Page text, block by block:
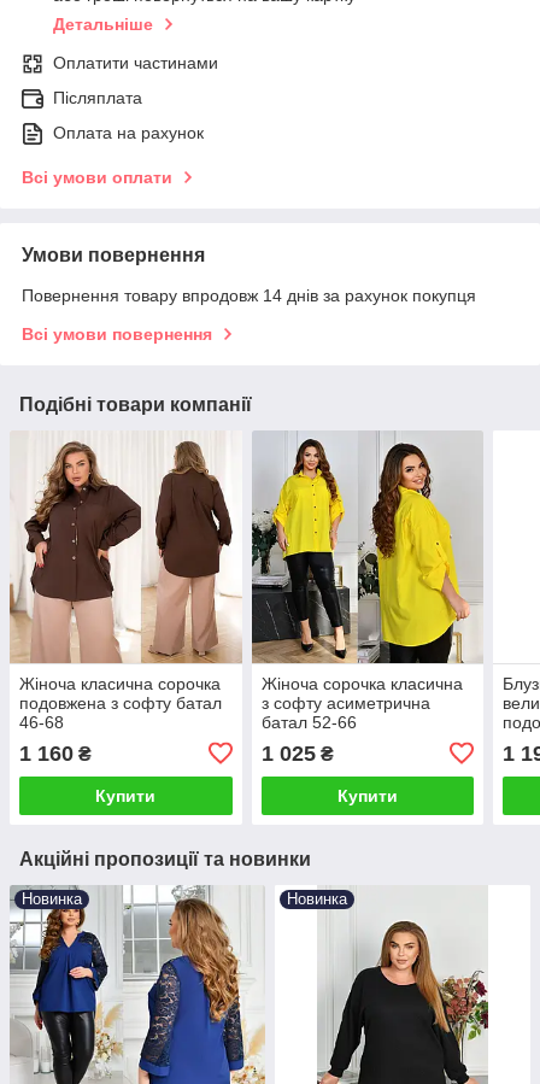
Детальніше
Оплатити частинами
Післяплата
Оплата на рахунок
Всі умови оплати
Умови повернення
Повернення товару впродовж 14 днів за рахунок покупця
Всі умови повернення
Подібні товари компанії
Жіноча класична сорочка
подовжена з софту батал
46-68
1 160 ₴
Купити
Жіноча сорочка класична
з софту асиметрична
батал 52-66
1 025₴
Купити
1
Акційні пропозиції та новинки
Новинка Новинка